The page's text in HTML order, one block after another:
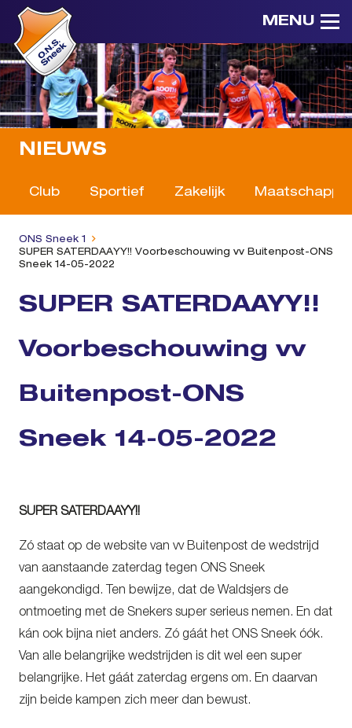
MENU
NIEUWS
Club Sportief Zakelijk
ONS Sneek 1
SUPER SATERDAAYY!! Voorbeschouwing vv Buitenpost-ONS
Sneek 14-05-2022
SUPER SATERDAAYY!!
Voorbeschouwing vv
Buitenpost-ONS
Sneek 14-05-2022
SUPER SATERDAAYY!!
Zó staat op de website van vv Buitenpost de wedstrijd
van aanstaande zaterdag tegen ONS Sneek
aangekondigd. Ten bewijze, dat de Waldsjers de
ontmoeting met de Snekers super serieus nemen. En dat
kán ook bijna niet anders. Zó gáát het ONS Sneek óók.
Van alle belangrijke wedstrijden is dit wel een super
belangrijke. Het gáát zaterdag ergens om. En daarvan
zijn beide kampen zich meer dan bewust.